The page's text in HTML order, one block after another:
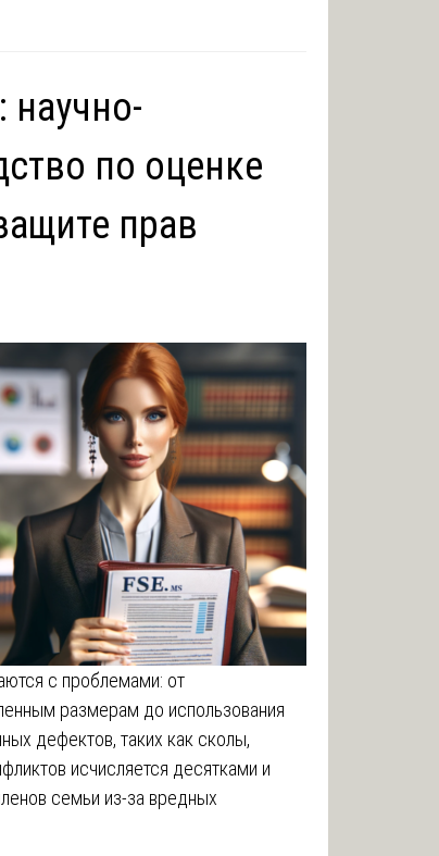
научно-
по оценке
прав
с проблемами: от
размерам до использования
дефектов, таких как сколы,
исчисляется десятками и
семьи из-за вредных